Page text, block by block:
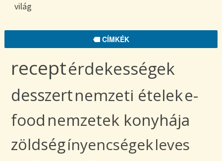
világ
CÍMKÉK
receptérdekességek
desszertnemzeti ételeke-
food nemzetek konyhája
zöldségínyencségekleves